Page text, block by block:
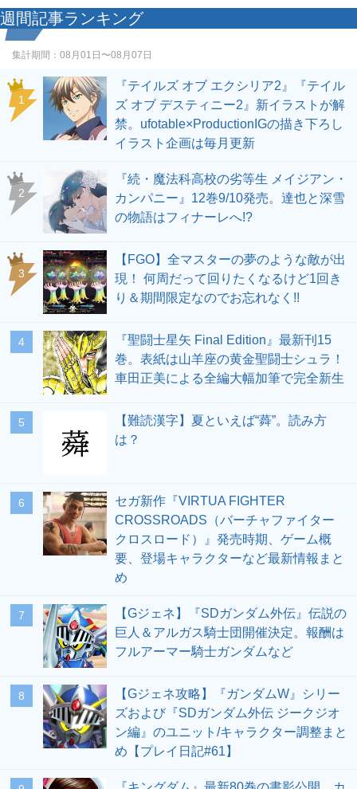
週間記事ランキング
集計期間： 08月01日〜08月07日
1
『テイルズ オブ エクシリア2』『テイル
ズ オブ デスティニー2』新イラストが解
禁。ufotable×ProductionIGの描き下ろし
イラスト企画は毎月更新
2
『続・魔法科高校の劣等生 メイジアン・
カンパニー』12巻9/10発売。達也と深雪
の物語はフィナーレへ!?
3
【FGO】全マスターの夢のような敵が出
現！ 何周だって回りたくなるけど1回き
り＆期間限定なのでお忘れなく!!
4
『聖闘士星矢 Final Edition』最新刊15
巻。表紙は山羊座の黄金聖闘士シュラ！
車田正美による全編大幅加筆で完全新生
5
【難読漢字】夏といえば“蕣”。読み方
は？
6
セガ新作『VIRTUA FIGHTER
CROSSROADS（バーチャファイター
クロスロード）』発売時期、ゲーム概
要、登場キャラクターなど最新情報まと
め
7
【Gジェネ】『SDガンダム外伝』伝説の
巨人＆アルガス騎士団開催決定。報酬は
フルアーマー騎士ガンダムなど
8
【Gジェネ攻略】『ガンダムW』シリー
ズおよび『SDガンダム外伝 ジークジオ
ン編』のユニット/キャラクター調整まと
め【プレイ日記#61】